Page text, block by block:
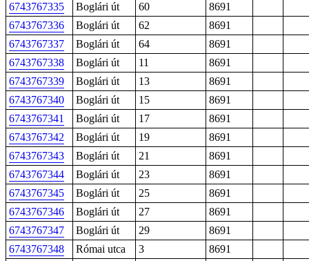
6743767335
Boglári út 60
8691
6743767336
Boglári út 62
8691
6743767337
Boglári út 64
8691
6743767338
Boglári út 11
8691
6743767339
Boglári út 13
8691
6743767340
Boglári út 15
8691
6743767341
Boglári út 17
8691
6743767342
Boglári út 19
8691
6743767343
Boglári út 21
8691
6743767344
Boglári út 23
8691
6743767345
Boglári út 25
8691
6743767346
Boglári út 27
8691
6743767347
Boglári út 29
8691
6743767348
Római utca 3
8691